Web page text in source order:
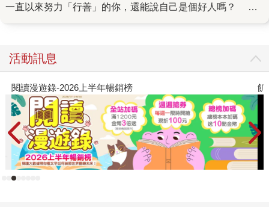
一直以來努力「行善」的你，還能說自己是個好人嗎？ 美
娜生於以魔法工業驅動的提蘭城中，才華洋溢的她立志在男
性主導的魔工師公會闖出一片天，除了發揮天賦推動城市進
步，也為廣大女性爭取更好的職涯發展。席歐娜以提蘭的文
明與進取精神為傲，然而當她遇見來自城外的「野蠻人」助
理托米爾，卻逐漸從他異邦的眼中，看見輝煌底下的陰影，
察覺文明背後對女性與移民的歧視與壓迫。最後，兩人甚至
攜手發掘深藏於提蘭歷史中最黑暗、血腥的祕密……而席歐
娜痛心發現，過往追求的「善」，其實只是披著偽裝的
「惡」。 「通往地獄的路，往往是由善意鋪成的。」俗語
活動訊息
閱讀漫遊錄-2026上半年暢銷榜 飢